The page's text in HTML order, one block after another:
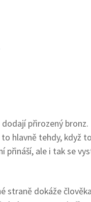
přirozený
hlavně tehdy, když to
přináší, ale i tak se
straně dokáže